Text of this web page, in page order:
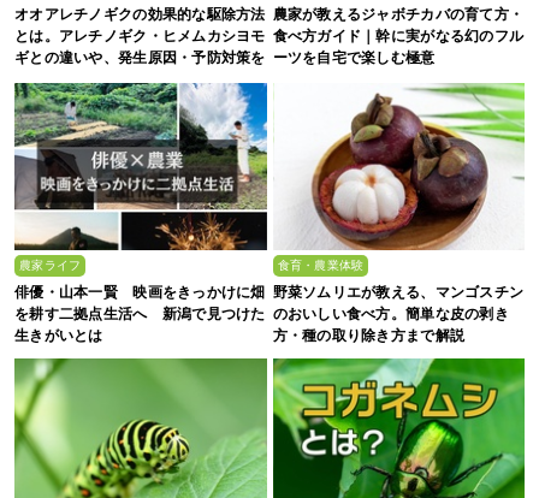
オオアレチノギクの効果的な駆除方法
とは。アレチノギク・ヒメムカシヨモ
ギとの違いや、発生原因・予防対策を
農家が教えるジャボチカバの育て方・
食べ方ガイド｜幹に実がなる幻のフル
ーツを自宅で楽しむ極意
農家ライフ
俳優・山本一賢 映画をきっかけに畑
を耕す二拠点生活へ 新潟で見つけた
生きがいとは
食育・農業体験
野菜ソムリエが教える、マンゴスチン
のおいしい食べ方。簡単な皮の剥き
方・種の取り除き方まで解説